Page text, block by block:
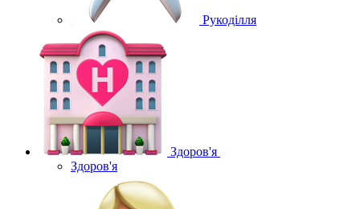
Рукоділля
Здоров'я
Здоров'я